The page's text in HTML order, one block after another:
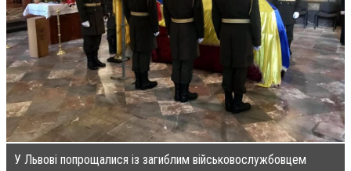
У Львові попрощалися із загиблим військовослужбовцем